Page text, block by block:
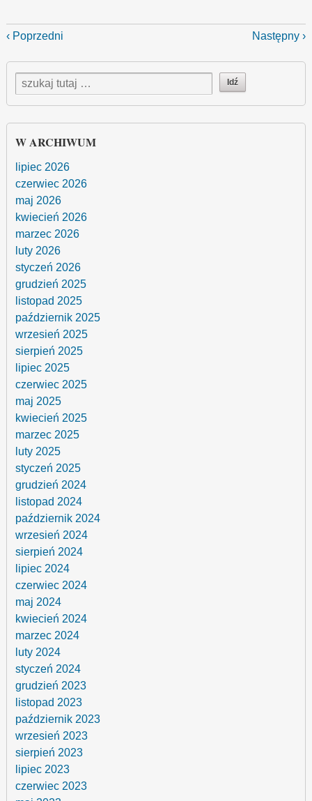
‹ Poprzedni Następny ›
W ARCHIWUM
lipiec 2026
czerwiec 2026
maj 2026
kwiecień 2026
marzec 2026
luty 2026
styczeń 2026
grudzień 2025
listopad 2025
październik 2025
wrzesień 2025
sierpień 2025
lipiec 2025
czerwiec 2025
maj 2025
kwiecień 2025
marzec 2025
luty 2025
styczeń 2025
grudzień 2024
listopad 2024
październik 2024
wrzesień 2024
sierpień 2024
lipiec 2024
czerwiec 2024
maj 2024
kwiecień 2024
marzec 2024
luty 2024
styczeń 2024
grudzień 2023
listopad 2023
październik 2023
wrzesień 2023
sierpień 2023
lipiec 2023
czerwiec 2023